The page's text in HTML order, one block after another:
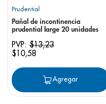
Prudential
Pañal de incontinencia
prudential large 20 unidades
PVP: $13,23
$10,58
Agregar